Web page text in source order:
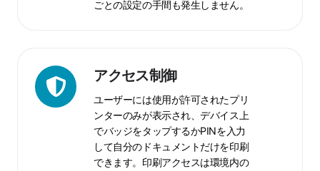
ごとの設定の手間も発生しません。
アクセス制御
ユーザーには使用が許可されたプリ
ンターのみが表示され、デバイス上
でバッジをタップするかPINを入力
して自分のドキュメントだけを印刷
できます。印刷アクセスは環境内の
ア
ク
セ